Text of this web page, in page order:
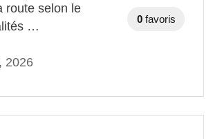
route selon le
…
2026
0 favoris